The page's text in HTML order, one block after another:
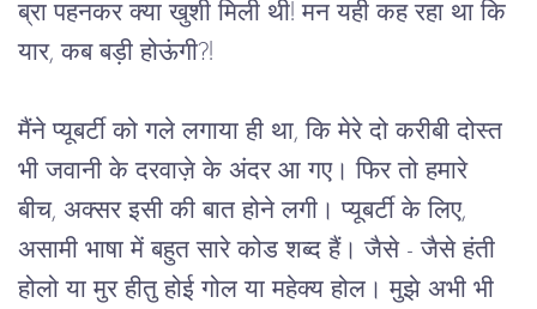
ब्रा पहनकर क्या खुशी मिली थी! मन यही कह रहा था कि
यार, कब बड़ी होऊंगी?!
मैंने प्यूबर्टी को गले लगाया ही था, कि मेरे दो करीबी दोस्त
भी जवानी के दरवाज़े के अंदर आ गए। फिर तो हमारे
बीच, अक्सर इसी की बात होने लगी। प्यूबर्टी के लिए,
असामी भाषा में बहुत सारे कोड शब्द हैं। जैसे - जैसे हंती
होलो या मुर हीतु होई गोल या महेक्य होल। मुझे अभी भी